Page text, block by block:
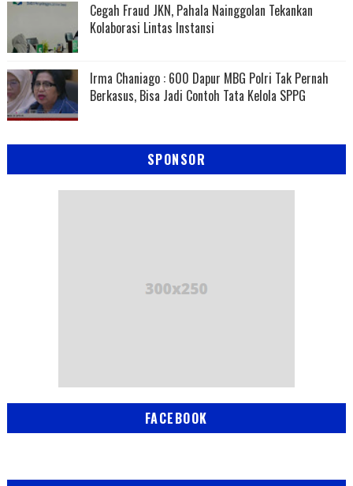
Cegah Fraud JKN, Pahala Nainggolan Tekankan
Kolaborasi Lintas Instansi
Irma Chaniago : 600 Dapur MBG Polri Tak Pernah
Berkasus, Bisa Jadi Contoh Tata Kelola SPPG
SPONSOR
FACEBOOK